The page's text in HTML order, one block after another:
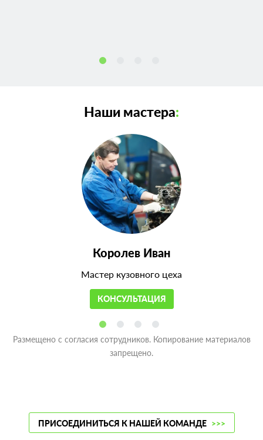
Наши мастера:
Королев Иван
Мастер кузовного цеха
КОНСУЛЬТАЦИЯ
Размещено с согласия сотрудников. Копирование материалов
запрещено.
ПРИСОЕДИНИТЬСЯ К НАШЕЙ КОМАНДЕ >>>